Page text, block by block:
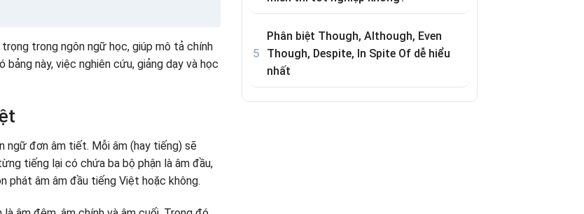
học tiếng Việt cho bé
và âm vị tiếng Việt một cách nhanh
Home – Gia đình Anh Ngữ
trong ngôn ngữ học, giúp mô tả chính
này, việc nghiên cứu, giảng dạy và học
ngữ đơn âm tiết. Mỗi âm (hay tiếng) sẽ
tiếng lại có chứa ba bộ phận là âm đầu,
phát âm âm đầu tiếng Việt hoặc không.
Phân biệt Though, Although, Even
Though, Despite, In Spite Of dễ hiểu
nhất